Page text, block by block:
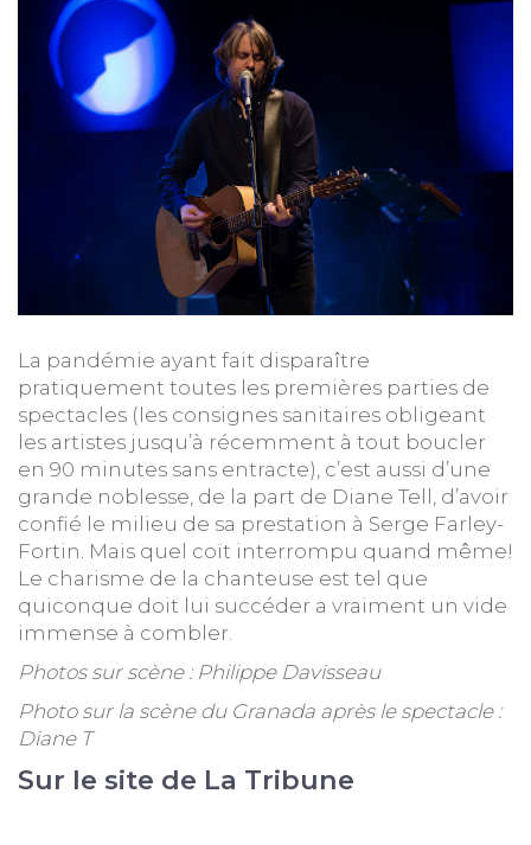
La pandémie ayant fait disparaître
pratiquement toutes les premières parties de
spectacles (les consignes sanitaires obligeant
les artistes jusqu’à récemment à tout boucler
en 90 minutes sans entracte), c’est aussi d’une
grande noblesse, de la part de Diane Tell, d’avoir
confié le milieu de sa prestation à Serge Farley-
Fortin. Mais quel coït interrompu quand même!
Le charisme de la chanteuse est tel que
quiconque doit lui succéder a vraiment un vide
immense à combler.
Photos sur scène : Philippe Davisseau
Photo sur la scène du Granada après le spectacle :
Diane T
Sur le site de La Tribune